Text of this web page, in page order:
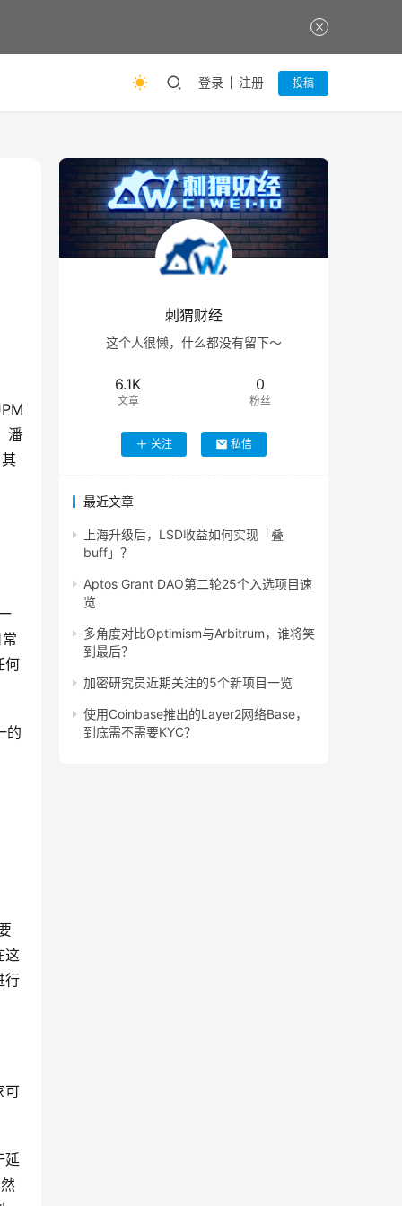
登录 注册 投稿
潘
何
的
这
行
可
延
刺猬财经
这个人很懒，什么都没有留下～
6.1K
文章
0
粉丝
关注 私信
最近文章
上海升级后，LSD收益如何实现「叠
buff」？
Aptos Grant DAO第二轮25个入选项目速
览
多角度对比Optimism与Arbitrum，谁将笑
到最后？
加密研究员近期关注的5个新项目一览
使用Coinbase推出的Layer2网络Base，
到底需不需要KYC？